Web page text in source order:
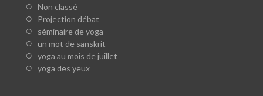
Non classé
Projection débat
séminaire de yoga
un mot de sanskrit
yoga au mois de juillet
yoga des yeux